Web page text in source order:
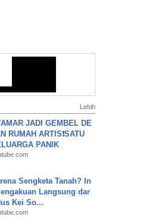
Lebih
JADI GEMBEL DE
RUMAH ARTIS❗SATU
PANIK
Sengketa Tanah? In
Langsung dar
Kei So...